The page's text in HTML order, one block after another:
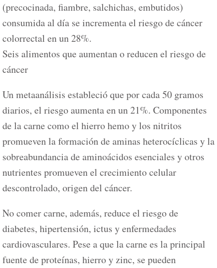
(precocinada, fiambre, salchichas, embutidos)
consumida al día se incrementa el riesgo de cáncer
colorrectal en un 28%.
Seis alimentos que aumentan o reducen el riesgo de
cáncer
Un metaanálisis estableció que por cada 50 gramos
diarios, el riesgo aumenta en un 21%. Componentes
de la carne como el hierro hemo y los nitritos
promueven la formación de aminas heterocíclicas y la
sobreabundancia de aminoácidos esenciales y otros
nutrientes promueven el crecimiento celular
descontrolado, origen del cáncer.
No comer carne, además, reduce el riesgo de
diabetes, hipertensión, ictus y enfermedades
cardiovasculares. Pese a que la carne es la principal
fuente de proteínas, hierro y zinc, se pueden